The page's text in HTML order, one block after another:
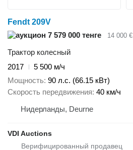
Fendt 209V
7 579 000 тенге
14 000 €
Трактор колесный
2017
5 500 м/ч
Мощность 90 л.с. (66.15 кВт)
Скорость передвижения 40 км/ч
Нидерланды, Deurne
VDI Auctions